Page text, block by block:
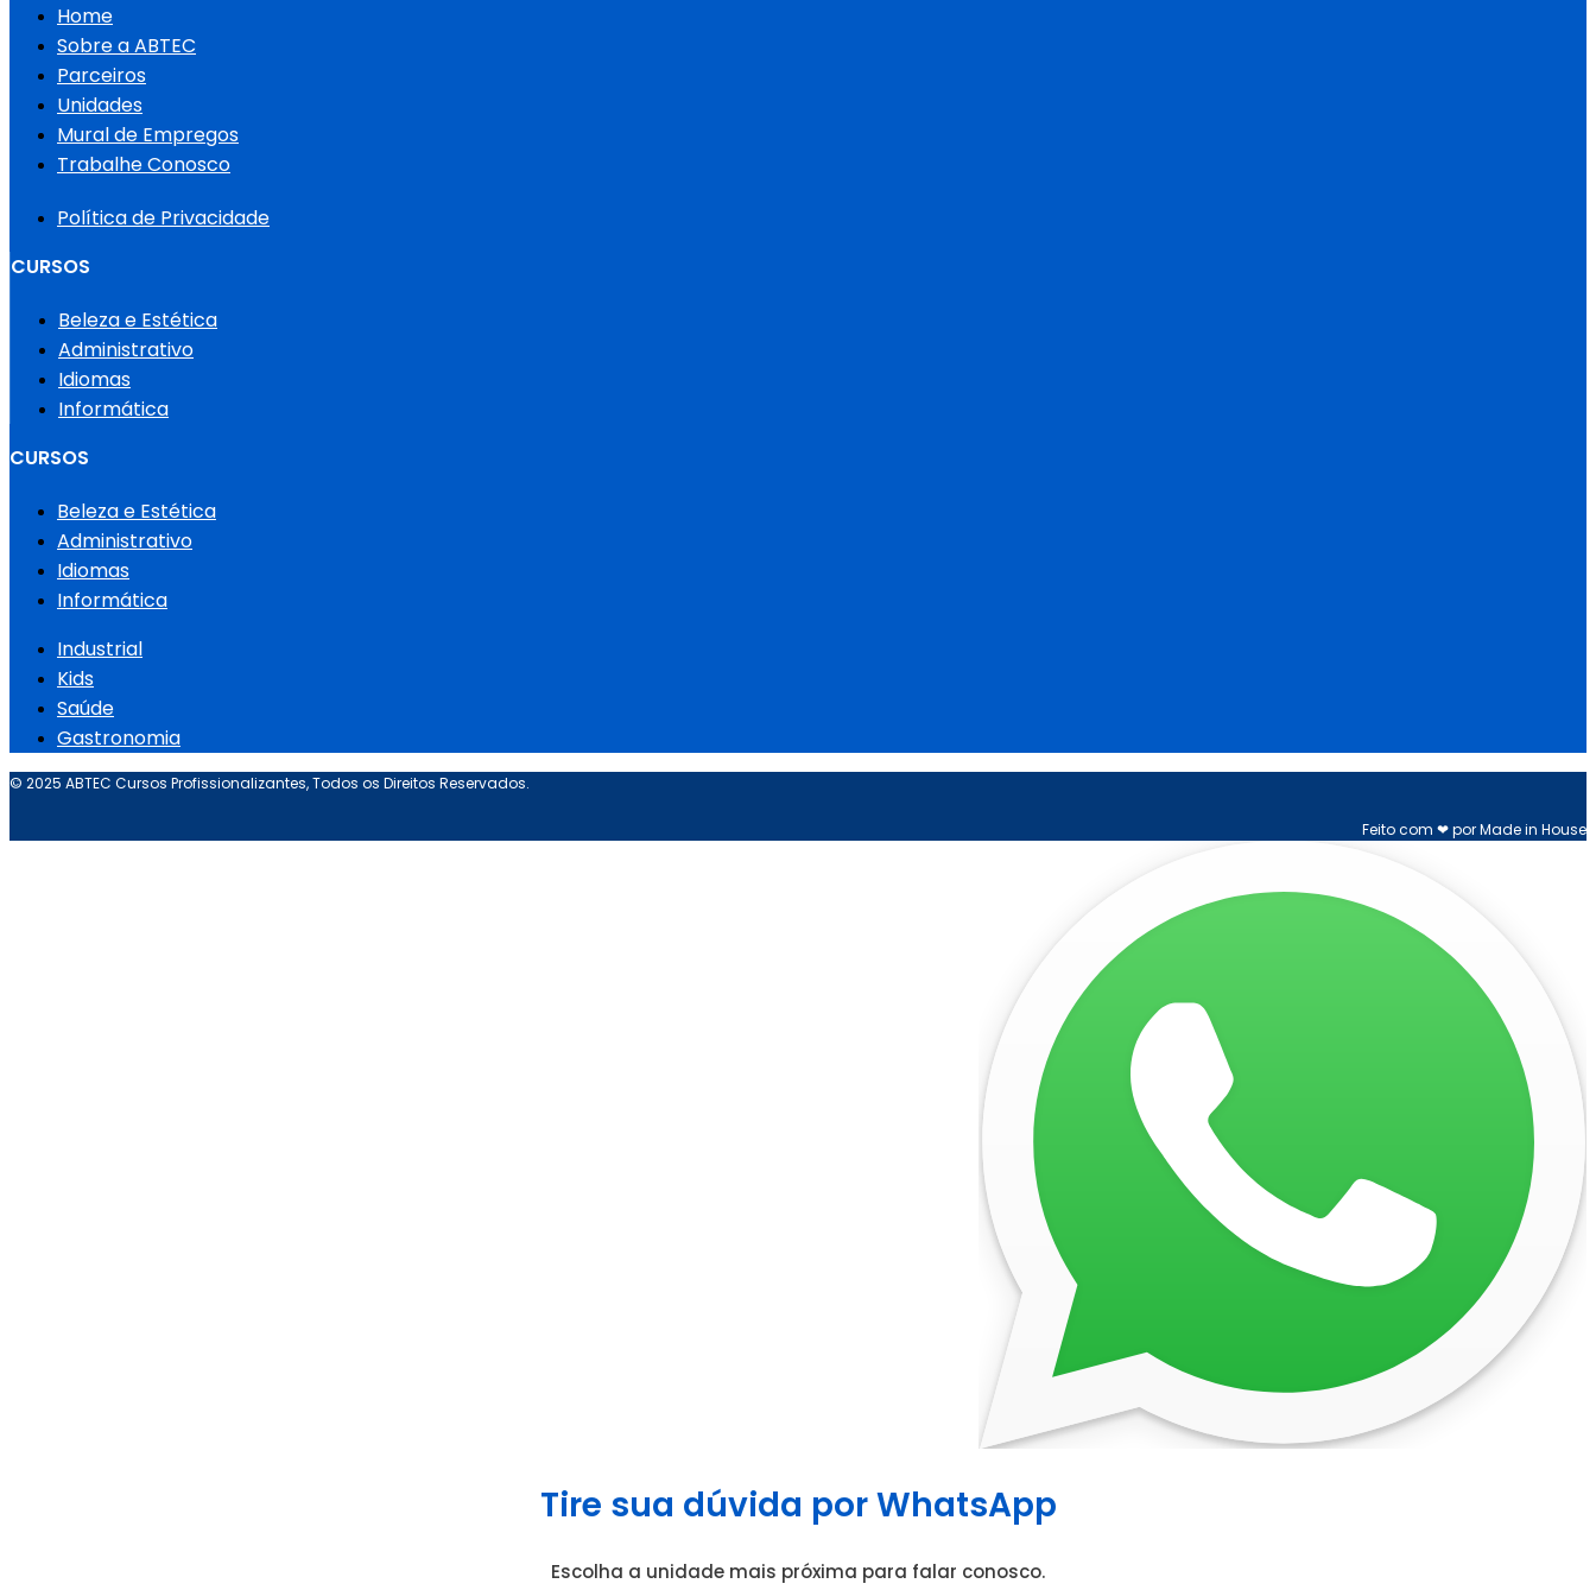
Home
Sobre a ABTEC
Parceiros
Unidades
Mural de Empregos
Trabalhe Conosco
Política de Privacidade
CURSOS
Beleza e Estética
Administrativo
Idiomas
Informática
CURSOS
Beleza e Estética
Administrativo
Idiomas
Informática
Industrial
Kids
Saúde
Gastronomia
© 2025 ABTEC Cursos Profissionalizantes, Todos os Direitos Reservados.
Feito com ❤ por Made in House
Tire sua dúvida por WhatsApp
Escolha a unidade mais próxima para falar conosco.